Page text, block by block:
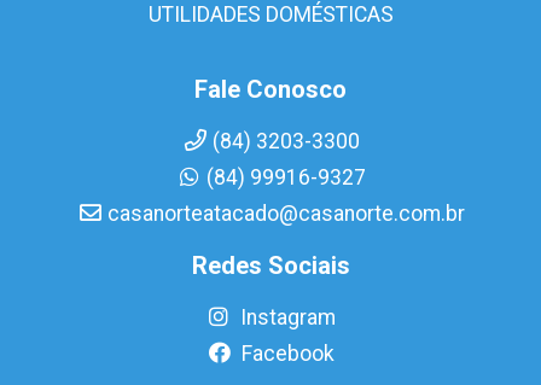
UTILIDADES DOMÉSTICAS
Fale Conosco
(84) 3203-3300
(84) 99916-9327
casanorteatacado@casanorte.com.br
Redes Sociais
Instagram
Facebook